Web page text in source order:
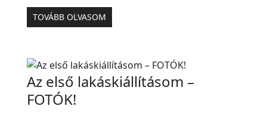
TOVÁBB OLVASOM
Az első lakáskiállításom –
FOTÓK!